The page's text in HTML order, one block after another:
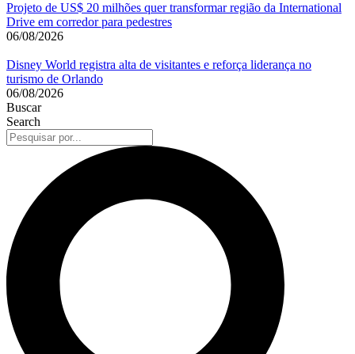
Projeto de US$ 20 milhões quer transformar região da International
Drive em corredor para pedestres
06/08/2026
Disney World registra alta de visitantes e reforça liderança no
turismo de Orlando
06/08/2026
Buscar
Search